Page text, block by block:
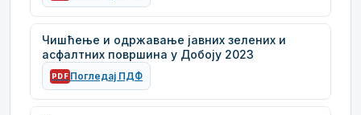
Чишћење и одржавање јавних зелених и
асфалтних површина у Добоју 2023
PDF Погледај ПДФ